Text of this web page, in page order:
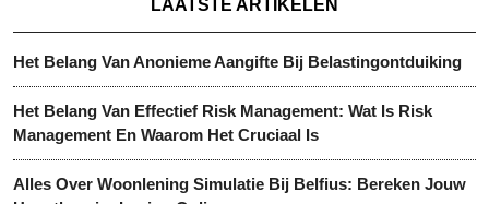
LAATSTE ARTIKELEN
Het Belang Van Anonieme Aangifte Bij Belastingontduiking
Het Belang Van Effectief Risk Management: Wat Is Risk
Management En Waarom Het Cruciaal Is
Alles Over Woonlening Simulatie Bij Belfius: Bereken Jouw